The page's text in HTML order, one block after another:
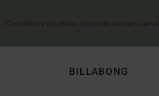
BILLABONG